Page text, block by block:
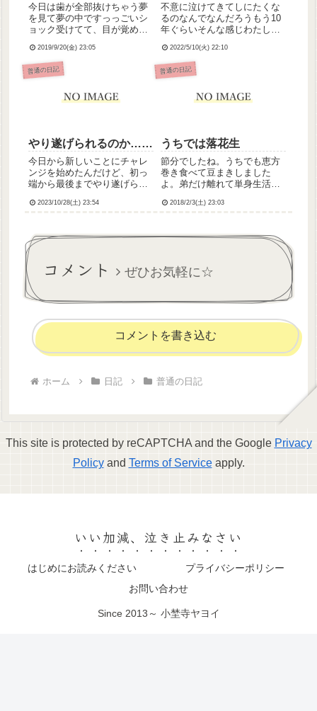
今日は歯が全部抜けちゃう夢
を見て夢の中ですっっごいシ
ョック受けてて、目が覚めて
かった〜と思ったんですけ
ど、起きて洗面所行って鏡を
見たら、立 派 な 白 髪 が 2
した…夢ならばどれほどよ...
2019/9/20(金) 23:05
不意に泣けてきてしにたくな
るのなんでなんだろうもう10
年ぐらいそんな感じわたしは
2022/5/10(火) 22:10
普通の日記
やり遂げられるのか……
今日から新しいことにチャレ
ンジを始めたんだけど、初っ
端から最後までやり遂げられ
2023/10/28(土) 23:54
普通の日記
うちでは落花生
節分でしたね。うちでも恵方
巻き食べて豆まきしました
よ。弟だけ離れて単身生活し
したが。ところで私は東北地
落花生なんですよ。割と近年
ポピュラ...
2018/2/3(土) 23:03
コメント ぜひお気軽に☆
コメントを書き込む
ホーム 日記 普通の日記
This site is protected by reCAPTCHA and the Google Privacy
Policyand Terms of Serviceapply.
いい加減、泣き止みなさい
はじめにお読みください
プライバシーポリシー
お問い合わせ
Since 2013～ 小埜寺ヤヨイ